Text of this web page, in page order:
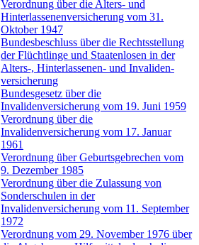
Verordnung über die Alters- und
Hinterlassenenversicherung vom 31.
Oktober 1947
Bundesbeschluss über die Rechtsstellung
der Flüchtlinge und Staatenlosen in der
Alters-, Hinterlassenen- und Invaliden-
versicherung
Bundesgesetz über die
Invalidenversicherung vom 19. Juni 1959
Verordnung über die
Invalidenversicherung vom 17. Januar
1961
Verordnung über Geburtsgebrechen vom
9. Dezember 1985
Verordnung über die Zulassung von
Sonderschulen in der
Invalidenversicherung vom 11. September
1972
Verordnung vom 29. November 1976 über